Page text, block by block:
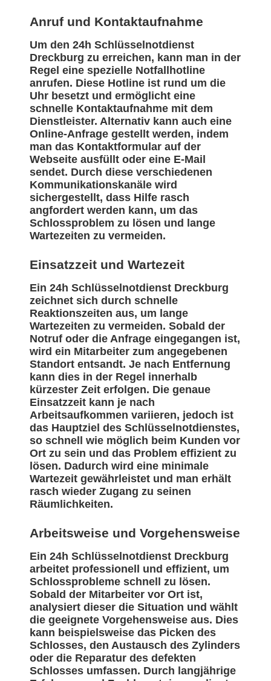
Anruf und Kontaktaufnahme
Um den 24h Schlüsselnotdienst
Dreckburg zu erreichen, kann man in der
Regel eine spezielle Notfallhotline
anrufen. Diese Hotline ist rund um die
Uhr besetzt und ermöglicht eine
schnelle Kontaktaufnahme mit dem
Dienstleister. Alternativ kann auch eine
Online-Anfrage gestellt werden, indem
man das Kontaktformular auf der
Webseite ausfüllt oder eine E-Mail
sendet. Durch diese verschiedenen
Kommunikationskanäle wird
sichergestellt, dass Hilfe rasch
angfordert werden kann, um das
Schlossproblem zu lösen und lange
Wartezeiten zu vermeiden.
Einsatzzeit und Wartezeit
Ein 24h Schlüsselnotdienst Dreckburg
zeichnet sich durch schnelle
Reaktionszeiten aus, um lange
Wartezeiten zu vermeiden. Sobald der
Notruf oder die Anfrage eingegangen ist,
wird ein Mitarbeiter zum angegebenen
Standort entsandt. Je nach Entfernung
kann dies in der Regel innerhalb
kürzester Zeit erfolgen. Die genaue
Einsatzzeit kann je nach
Arbeitsaufkommen variieren, jedoch ist
das Hauptziel des Schlüsselnotdienstes,
so schnell wie möglich beim Kunden vor
Ort zu sein und das Problem effizient zu
lösen. Dadurch wird eine minimale
Wartezeit gewährleistet und man erhält
rasch wieder Zugang zu seinen
Räumlichkeiten.
Arbeitsweise und Vorgehensweise
Ein 24h Schlüsselnotdienst Dreckburg
arbeitet professionell und effizient, um
Schlossprobleme schnell zu lösen.
Sobald der Mitarbeiter vor Ort ist,
analysiert dieser die Situation und wählt
die geeignete Vorgehensweise aus. Dies
kann beispielsweise das Picken des
Schlosses, den Austausch des Zylinders
oder die Reparatur des defekten
Schlosses umfassen. Durch langjährige